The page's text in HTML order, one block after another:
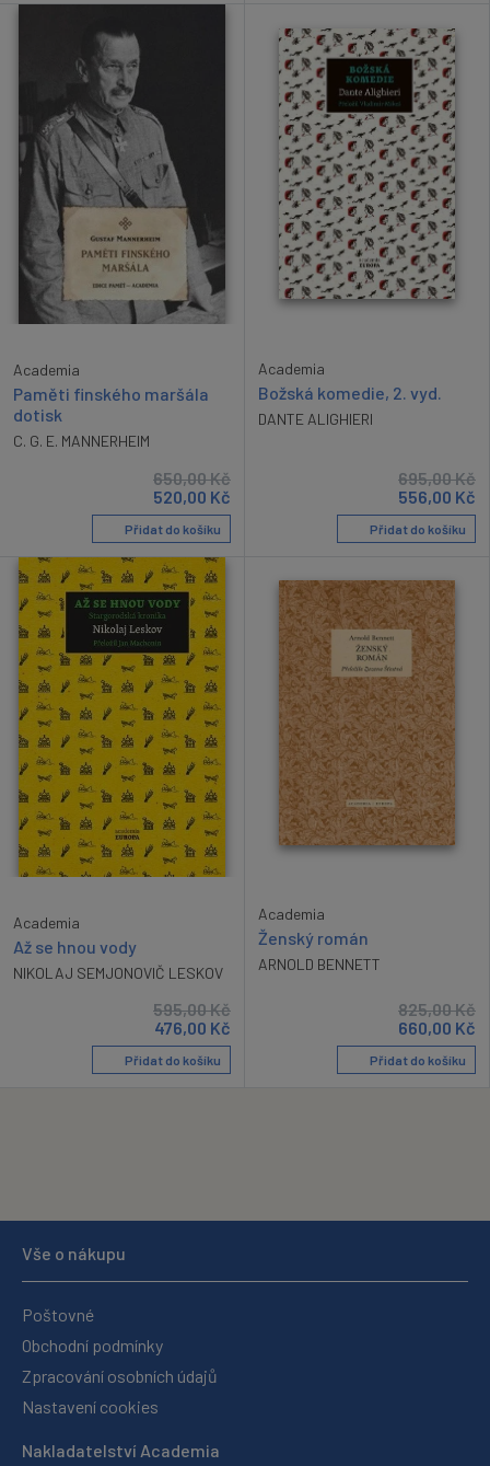
Academia
Paměti finského maršála
dotisk
C. G. E. MANNERHEIM
650,00Kč
520,00 Kč
Přidat do košíku
Academia
Božská komedie, 2. vyd.
DANTE ALIGHIERI
695,00Kč
556,00 Kč
Přidat do košíku
Academia
Až se hnou vody
NIKOLAJ SEMJONOVIČ LESKOV
595,00Kč
476,00 Kč
Přidat do košíku
Academia
Ženský román
ARNOLD BENNETT
825,00Kč
660,00 Kč
Přidat do košíku
Vše o nákupu
Poštovné
Obchodní podmínky
Zpracování osobních údajů
Nastavení cookies
Nakladatelství Academia